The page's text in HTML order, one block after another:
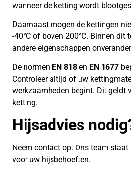
wanneer de ketting wordt
Daarnaast mogen de kettingen
-40°C of boven 200°C. Binnen dit
andere eigenschappen
De normen EN 818 en EN 1677
Controleer altijd of uw
werkzaamheden begint. Dit geldt
ketting.
Hijsadvies
Neem contact op. Ons team
voor uw hijsbehoeften.